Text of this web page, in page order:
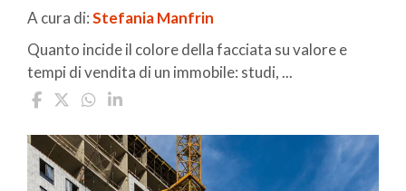
A cura di:Stefania Manfrin
Quanto incide il colore della facciata su valore e
tempi di vendita di un immobile: studi, ...